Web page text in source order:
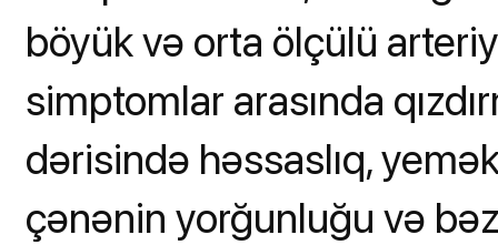
böyük və orta ölçülü
simptomlar arasında
dərisində həssaslıq,
çənənin yorğunluğu və